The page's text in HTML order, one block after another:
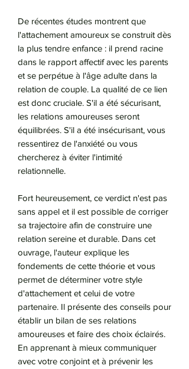
De récentes études montrent que
l'attachement amoureux se construit dès
la plus tendre enfance : il prend racine
dans le rapport affectif avec les parents
et se perpétue à l'âge adulte dans la
relation de couple. La qualité de ce lien
est donc cruciale. S'il a été sécurisant,
les relations amoureuses seront
équilibrées. S'il a été insécurisant, vous
ressentirez de l'anxiété ou vous
chercherez à éviter l'intimité
relationnelle.
Fort heureusement, ce verdict n'est pas
sans appel et il est possible de corriger
sa trajectoire afin de construire une
relation sereine et durable. Dans cet
ouvrage, l'auteur explique les
fondements de cette théorie et vous
permet de déterminer votre style
d'attachement et celui de votre
partenaire. Il présente des conseils pour
établir un bilan de ses relations
amoureuses et faire des choix éclairés.
En apprenant à mieux communiquer
avec votre conjoint et à prévenir les